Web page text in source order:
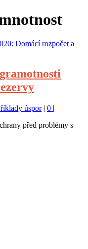
úspor| 0 |
před problémy s